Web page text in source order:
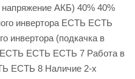
АКБ) 40% 40%
инвертора ЕСТЬ ЕСТЬ
инвертора (подкачка в
ЕСТЬ ЕСТЬ 7 Работа в
ЕСТЬ 8 Наличие 2-х